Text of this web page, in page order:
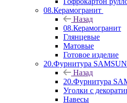
08.Керамогранит
Назад
08.Керамогранит
Глянцевые
Матовые
Готовое изделие
20.Фурнитура
Назад
20.Фурнитура
Уголки с
Навесы